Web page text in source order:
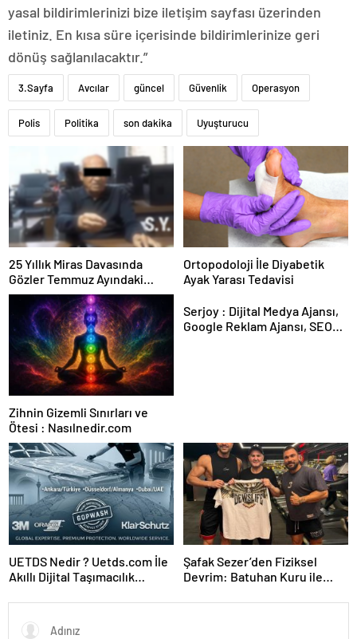
yasal bildirimlerinizi bize iletişim sayfası üzerinden
iletiniz. En kısa süre içerisinde bildirimlerinize geri
dönüş sağlanılacaktır.”
3.Sayfa Avcılar güncel Güvenlik Operasyon
Polis Politika son dakika Uyuşturucu
25 Yıllık Miras Davasında
Gözler Temmuz Ayındaki
Karar Duruşmasına Çevrildi
Ortopodoloji İle Diyabetik
Ayak Yarası Tedavisi
Zihnin Gizemli Sınırları ve
Ötesi : Nasılnedir.com
Serjoy : Dijital Medya Ajansı,
Google Reklam Ajansı, SEO
UETDS Nedir ? Uetds.com İle
Akıllı Dijital Taşımacılık
Şafak Sezer’den Fiziksel
Devrim: Batuhan Kuru ile